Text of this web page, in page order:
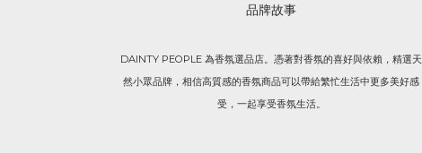
品牌故事
DAINTY PEOPLE 為香氛選品店。憑著對香氛的喜好與依賴，精選天
然小眾品牌，相信高質感的香氛商品可以帶給繁忙生活中更多美好感
受，一起享受香氛生活。